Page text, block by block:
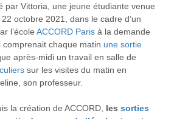
par Vittoria, une jeune étudiante venue
octobre 2021, dans le cadre d’un
l’école ACCORD Paris à la demande
chaque matin une sortie
après-midi un travail en salle de
sur les visites du matin en
son professeur.
la création de ACCORD, les sorties